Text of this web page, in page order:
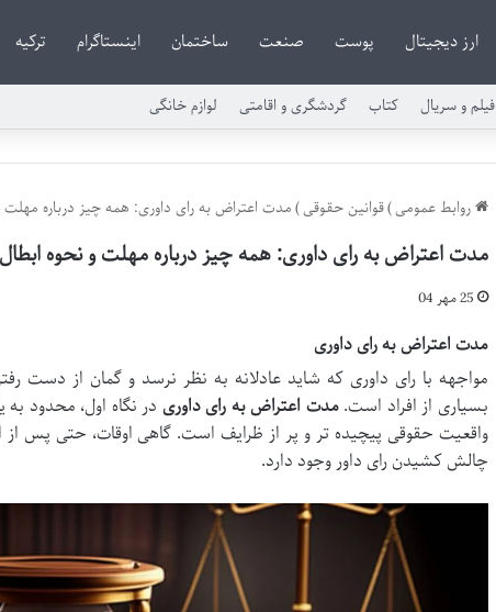
ارز دیجیتال پوست صنعت ساختمان اینستاگرام ترکیه
فیلم و سریال کتاب گردشگری و اقامتی لوازم خانگی
روابط عمومی)قوانین حقوقی)مدت اعتراض به رای داوری: همه چیز درباره مهلت
مدت اعتراض به رای داوری: همه چیز درباره مهلت و نحوه ابطال
25 مهر 04
مدت اعتراض به رای داوری
مواجهه با رای داوری که شاید عادلانه به نظر نرسد و گمان از دست
بسیاری از افراد است.مدت اعتراض به رای داوری
واقعیت حقوقی پیچیده تر و پر از ظرایف است. گاهی اوقات، حتی پس از
چالش کشیدن رای داور وجود دارد.